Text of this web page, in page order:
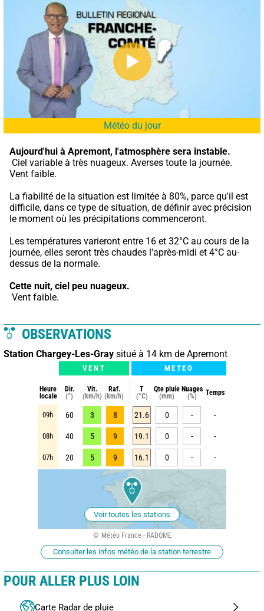
Météo du jour
Aujourd'hui à Apremont, l'atmosphère sera instable.
Vent faible.
La fiabilité de la situation est limitée à 80%, parce qu'il est
difficile, dans ce type de situation, de définir avec précision
le moment où les précipitations commenceront.
Les températures varieront entre 16 et 32°C au cours de la
journée, elles seront très chaudes l'après-midi et 4°C au-
dessus de la normale.
Cette nuit, ciel peu nuageux.
Vent faible.
OBSERVATIONS
Station Chargey-Les-Gray situé à 14 km de Apremont
VENT METEO
Heure
locale
Dir.
(°)
Vit.
(km/h)
Raf.
(km/h)
T
(°C)
Qte pluie
(mm)
Nuages
(%)
Temps
09h 60 3 8 21.6 0 - -
08h 40 5 9 19.1 0 - -
07h 20 5 9 16.1 0 - -
Voir toutes les stations
Météo France - RADOME
Consulter les infos météo de la station terrestre
POUR ALLER PLUS LOIN
Carte Radar de pluie